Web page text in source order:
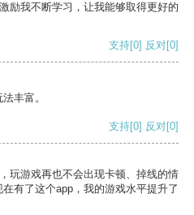
励我不断学习，让我能够取得更好的
支持[0] 反对[0]
丰富。
支持[0] 反对[0]
玩游戏再也不会出现卡顿、掉线的情
有了这个app，我的游戏水平提升了